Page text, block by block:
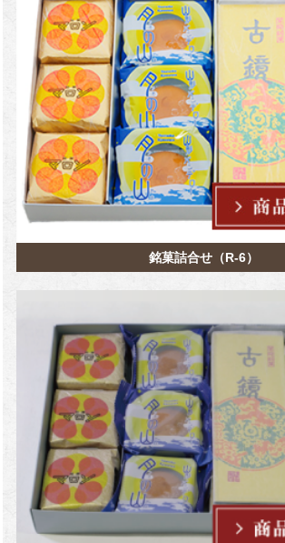
銘菓詰合せ（R-6）